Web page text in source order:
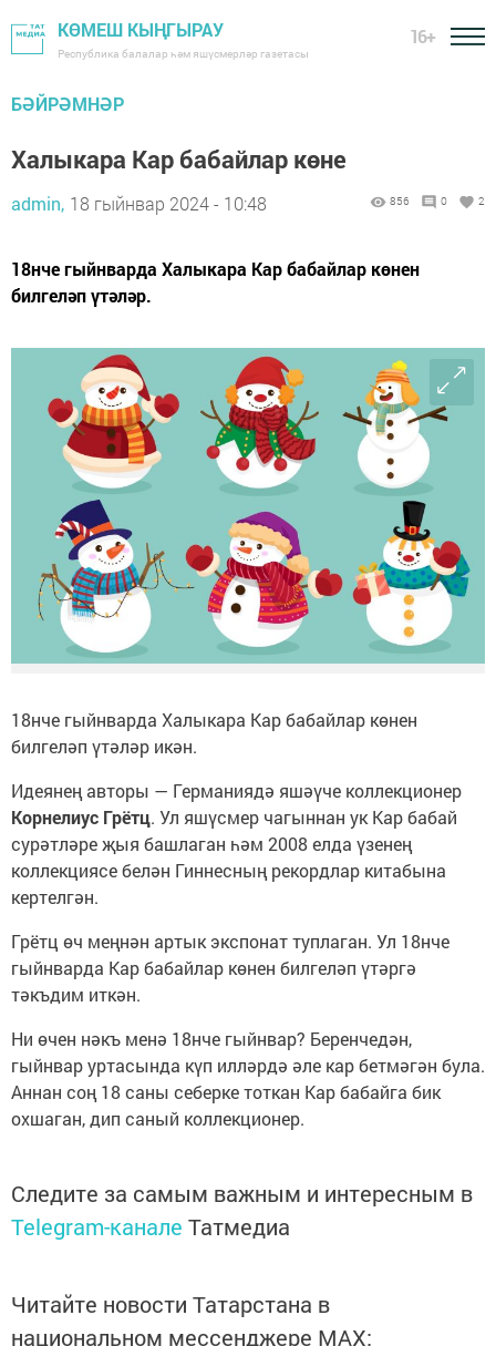
КӨМЕШ КЫҢГЫРАУ
Республика балалар һәм яшүсмерләр газетасы
16+
БӘЙРӘМНӘР
Халыкара Кар бабайлар көне
admin, 18 гыйнвар 2024 - 10:48 856 0 2
18нче гыйнварда Халыкара Кар бабайлар көнен
билгеләп үтәләр.
18нче гыйнварда Халыкара Кар бабайлар көнен
билгеләп үтәләр икән.
Идеянең авторы — Германиядә яшәүче коллекционер
Корнелиус Грётц. Ул яшүсмер чагыннан ук Кар бабай
сурәтләре җыя башлаган һәм 2008 елда үзенең
коллекциясе белән Гиннесның рекордлар китабына
кертелгән.
Грётц өч меңнән артык экспонат туплаган. Ул 18нче
гыйнварда Кар бабайлар көнен билгеләп үтәргә
тәкъдим иткән.
Ни өчен нәкъ менә 18нче гыйнвар? Беренчедән,
гыйнвар уртасында күп илләрдә әле кар бетмәгән була.
Аннан соң 18 саны себерке тоткан Кар бабайга бик
охшаган, дип саный коллекционер.
Следите за самым важным и интересным в
Telegram-канале Татмедиа
Читайте новости Татарстана в
национальном мессенджере MАХ: